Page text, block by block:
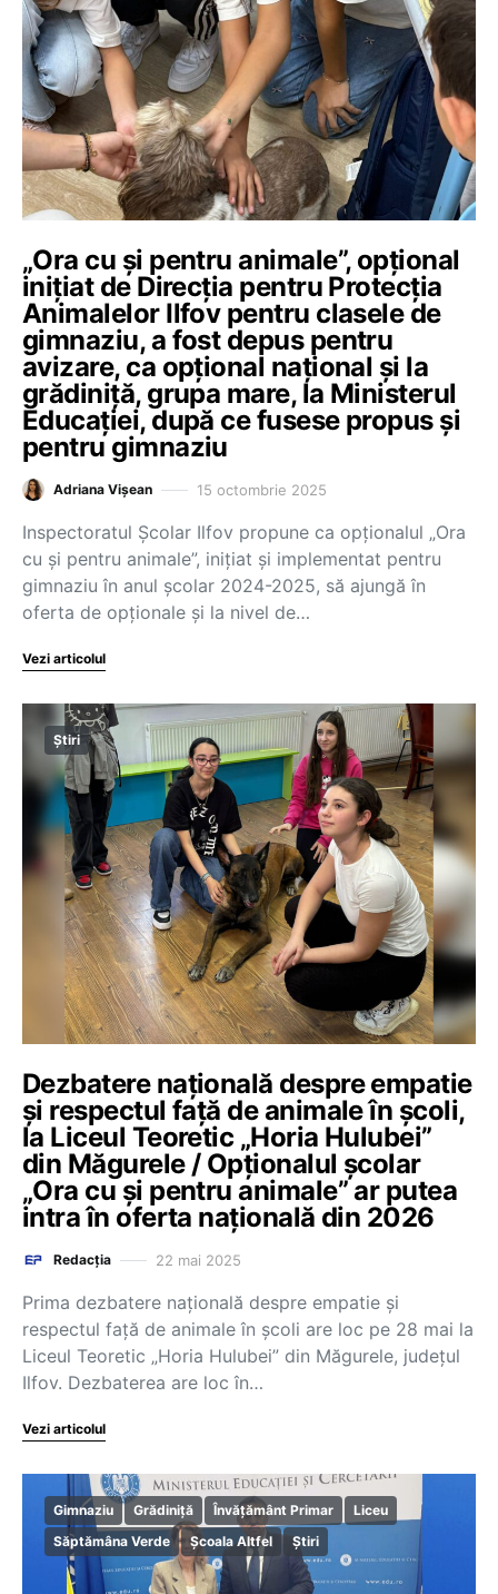
„Ora cu și pentru animale”, opțional
inițiat de Direcția pentru Protecția
Animalelor Ilfov pentru clasele de
gimnaziu, a fost depus pentru
avizare, ca opțional național și la
grădiniță, grupa mare, la Ministerul
Educației, după ce fusese propus și
pentru gimnaziu
Adriana Vișean 15 octombrie 2025
Inspectoratul Școlar Ilfov propune ca opționalul „Ora
cu și pentru animale”, inițiat și implementat pentru
gimnaziu în anul școlar 2024-2025, să ajungă în
oferta de opționale și la nivel de…
Vezi articolul
Știri
Dezbatere națională despre empatie
și respectul față de animale în școli,
la Liceul Teoretic „Horia Hulubei”
din Măgurele / Opționalul școlar
„Ora cu și pentru animale” ar putea
intra în oferta națională din 2026
Redacția 22 mai 2025
Prima dezbatere națională despre empatie și
respectul față de animale în școli are loc pe 28 mai la
Liceul Teoretic „Horia Hulubei” din Măgurele, județul
Ilfov. Dezbaterea are loc în…
Vezi articolul
Gimnaziu Grădiniță Învățământ Primar
Liceu
Săptămâna Verde
Școala Altfel Știri